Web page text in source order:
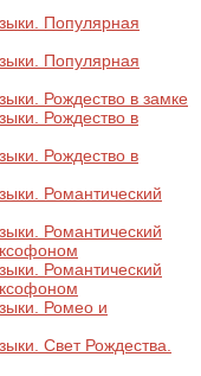
Популярная
Популярная
Рождество в замке
Рождество в
Рождество в
Романтический
Романтический
Романтический
Ромео и
Свет Рождества.